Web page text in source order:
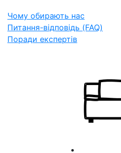
Чому обирають нас
Питання-відповідь (FAQ)
Поради експертів